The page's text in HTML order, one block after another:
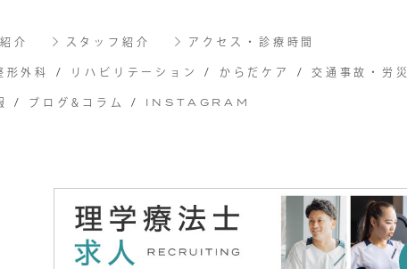
介 スタッフ紹介 アクセス・診療時間
形外科 リハビリテーション からだケア 交通事故・労災
ブログ&コラム INSTAGRAM